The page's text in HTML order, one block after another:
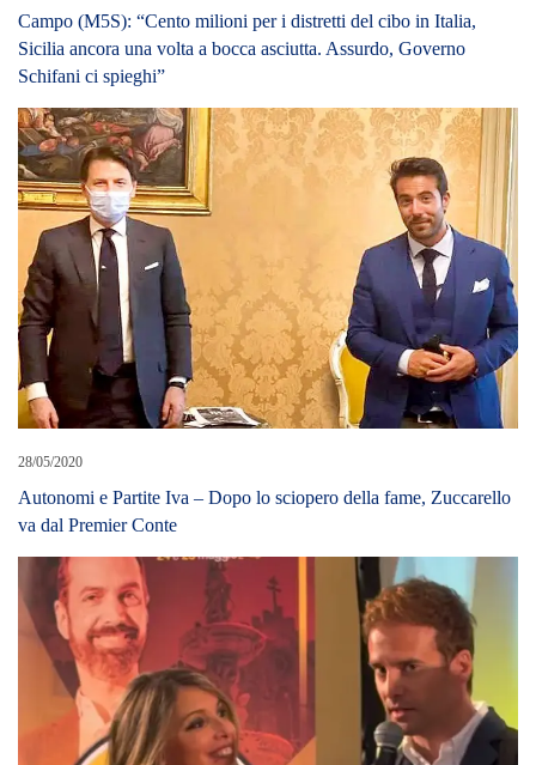
Campo (M5S): “Cento milioni per i distretti del cibo in Italia,
Sicilia ancora una volta a bocca asciutta. Assurdo, Governo
Schifani ci spieghi”
28/05/2020
Autonomi e Partite Iva – Dopo lo sciopero della fame, Zuccarello
va dal Premier Conte